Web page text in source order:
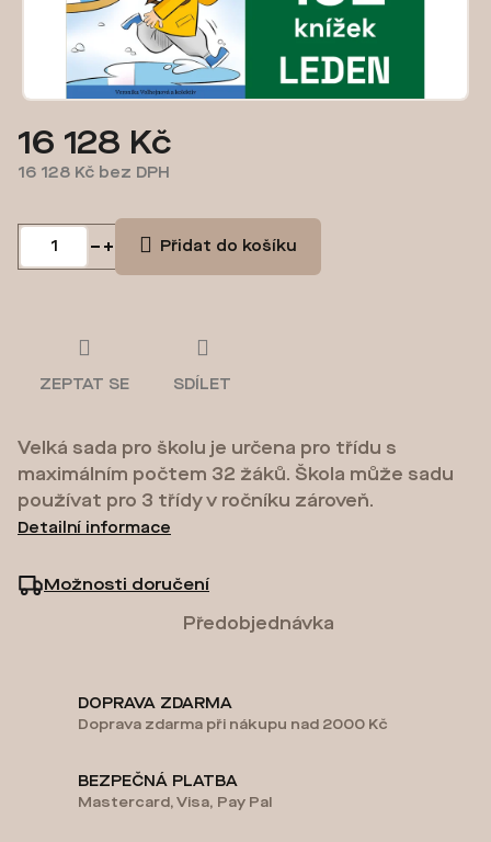
16 128 Kč
16 128 Kč bez DPH
Předobjednávka
Možnosti doručení
Přidat do košíku
Velká sada pro školu je určena pro třídu s
maximálním počtem 32 žáků. Škola může sadu
používat pro 3 třídy v ročníku zároveň.
Detailní informace
ZEPTAT SE SDÍLET
DOPRAVA ZDARMA
Doprava zdarma při nákupu nad 2000 Kč
BEZPEČNÁ PLATBA
Mastercard, Visa, Pay Pal